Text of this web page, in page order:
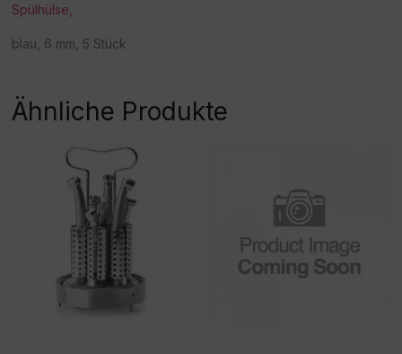
Spülhülse,
blau, 6 mm, 5 Stück
Ähnliche Produkte